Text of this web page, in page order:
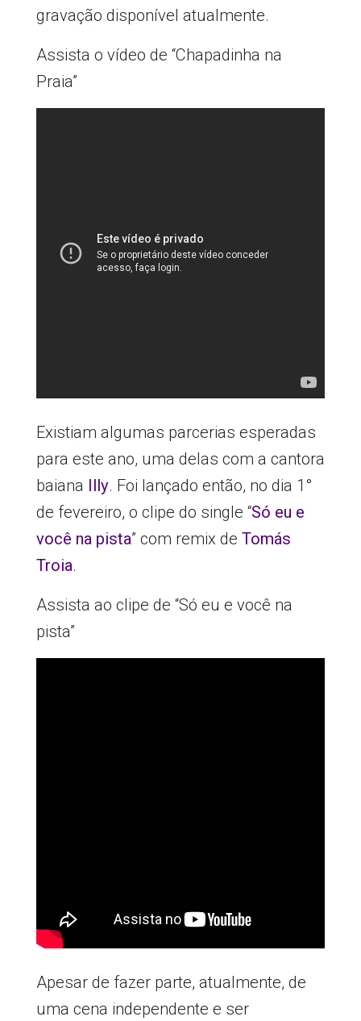
gravação disponível atualmente.
Assista o vídeo de “Chapadinha na
Praia”
Existiam algumas parcerias esperadas
para este ano, uma delas com a cantora
baiana Illy. Foi lançado então, no dia 1°
de fevereiro, o clipe do single “Só eu e
você na pista” com remix de Tomás
Troia.
Assista ao clipe de “Só eu e você na
pista”
Apesar de fazer parte, atualmente, de
uma cena independente e ser